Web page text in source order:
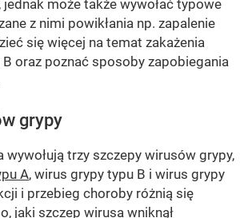
jednak może także wywołać typowe
z nimi powikłania np. zapalenie
się więcej na temat zakażenia
oraz poznać sposoby zapobiegania
grypy
wywołują trzy szczepy wirusów grypy,
A, wirus grypy typu B i wirus grypy
i przebieg choroby różnią się
jaki szczep wirusa wniknął